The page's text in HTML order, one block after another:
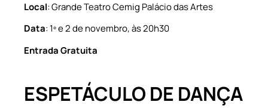
Local: Grande Teatro Cemig Palácio das Artes
Data: 1º e 2 de novembro, às 20h30
Entrada Gratuita
ESPETÁCULO DE DANÇA